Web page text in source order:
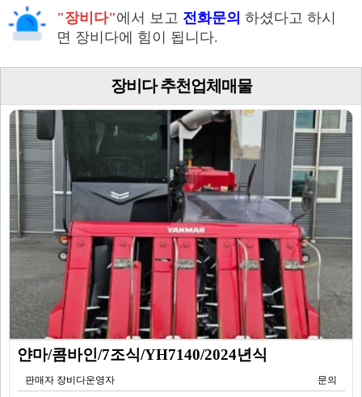
"장비다"에서 보고 전화문의 하셨다고 하시
면 장비다에 힘이 됩니다.
장비다 추천업체매물
얀마/콤바인/7조식/YH7140/2024년식
판매자 장비다운영자 문의